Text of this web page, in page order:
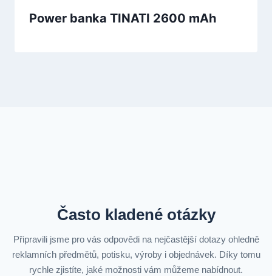
Power banka TINATI 2600 mAh
Často kladené otázky
Připravili jsme pro vás odpovědi na nejčastější dotazy ohledně
reklamních předmětů, potisku, výroby i objednávek. Díky tomu
rychle zjistíte, jaké možnosti vám můžeme nabídnout.